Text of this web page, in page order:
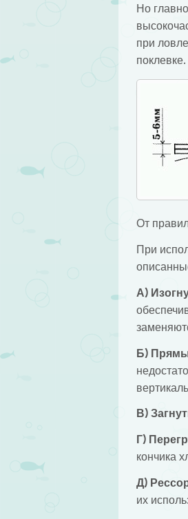
Но
при
поклевке.
От
При
А)
Б)
В)
Г)
кончика
Д)
их